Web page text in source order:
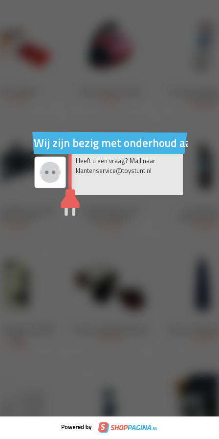
Wij zijn bezig met onderhoud aan
Heeft u een vraag? Mail naar
klantenservice@toystunt.nl